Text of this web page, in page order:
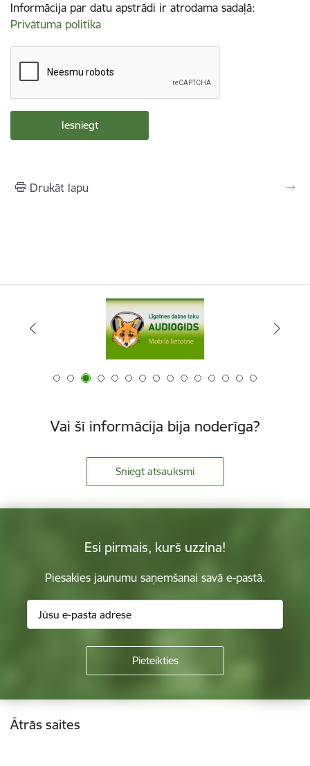
Informācija par datu apstrādi ir atrodama sadaļā:
Privātuma politika
Drukāt lapu
Vai šī informācija bija noderīga?
Sniegt atsauksmi
Esi pirmais, kurš uzzina!
Piesakies jaunumu saņemšanai savā e-pastā.
Kājene
Ātrās saites